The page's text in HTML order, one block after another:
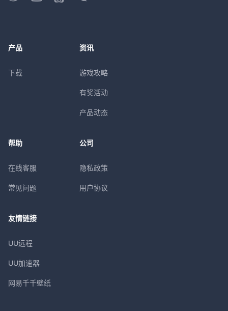
产品
下载
资讯
游戏攻略
有奖活动
产品动态
帮助
在线客服
常见问题
公司
隐私政策
用户协议
友情链接
UU远程
UU加速器
网易千千壁纸